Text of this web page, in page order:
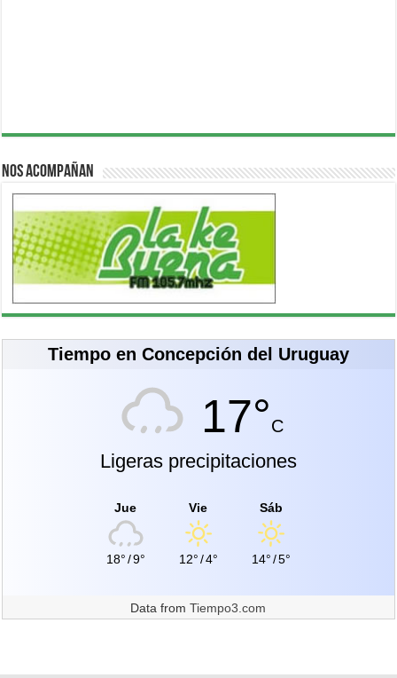
Nos acompañan
Tiempo en Concepción del Uruguay
17°C
Ligeras precipitaciones
Jue
18°/9°
Vie
12°/4°
Sáb
14°/5°
Data fromTiempo3.com